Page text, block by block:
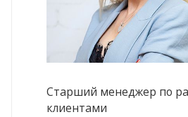
Старший менеджер по
клиентами